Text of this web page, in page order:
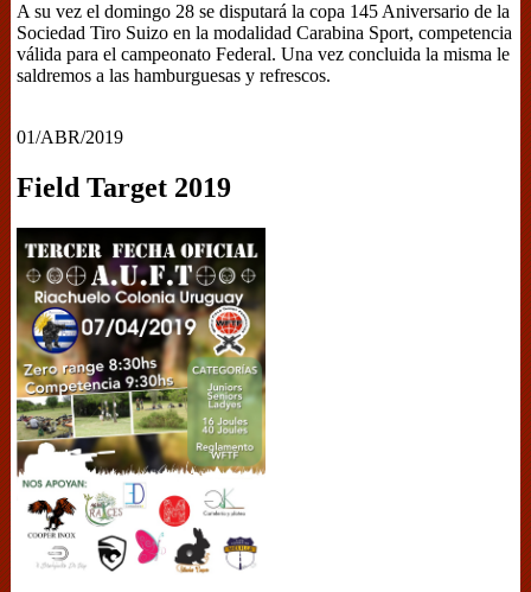
A su vez el domingo 28 se disputará la copa 145 Aniversario de la
Sociedad Tiro Suizo en la modalidad Carabina Sport, competencia
válida para el campeonato Federal. Una vez concluida la misma le
saldremos a las hamburguesas y refrescos.
01/ABR/2019
Field Target 2019